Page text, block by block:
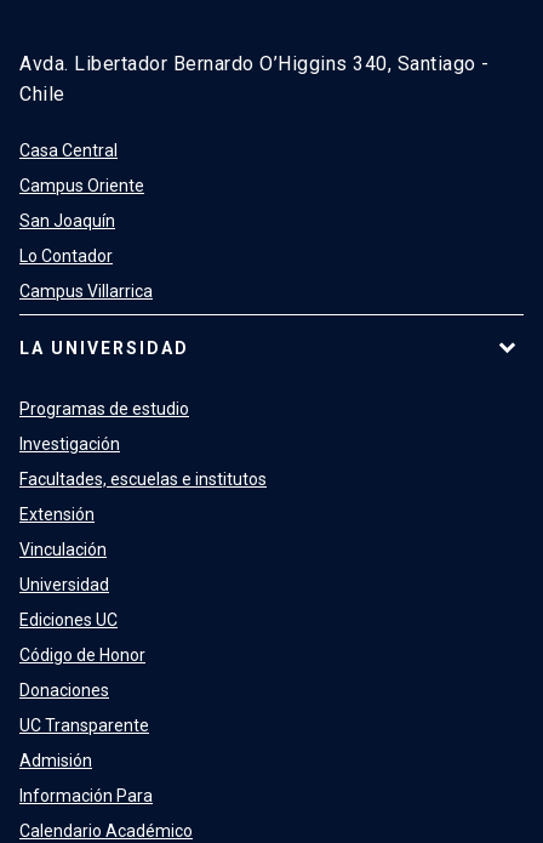
Avda. Libertador Bernardo O’Higgins 340, Santiago -
Chile
Casa Central
Campus Oriente
San Joaquín
Lo Contador
Campus Villarrica
LA UNIVERSIDAD
Programas de estudio
Investigación
Facultades, escuelas e institutos
Extensión
Vinculación
Universidad
Ediciones UC
Código de Honor
Donaciones
UC Transparente
Admisión
Información Para
Calendario Académico